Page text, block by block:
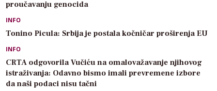
proučavanju genocida
INFO
Tonino Picula: Srbija je postala kočničar proširenja EU
INFO
CRTA odgovorila Vučiću na omalovažavanje njihovog
istraživanja: Odavno bismo imali prevremene izbore
da naši podaci nisu tačni